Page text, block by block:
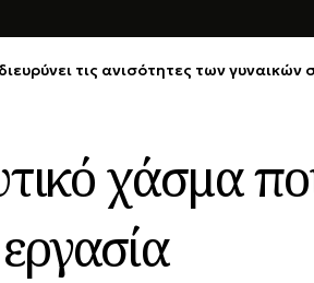
τις ανισότητες των γυναικών
χάσμα